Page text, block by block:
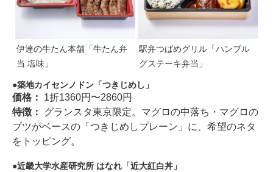
伊達の牛たん本舗「牛たん弁
当 塩味」
駅弁つばめグリル「ハンブル
グステーキ弁当」
築地カイセンノドン「つきじめし」
価格： 1折1360円〜2860円
特徴： グランスタ東京限定。マグロの中落ち・マグロの
ブツがベースの「つきじめしプレーン」に、希望のネタ
をトッピング。
近畿大学水産研究所 はなれ「近大紅白丼」